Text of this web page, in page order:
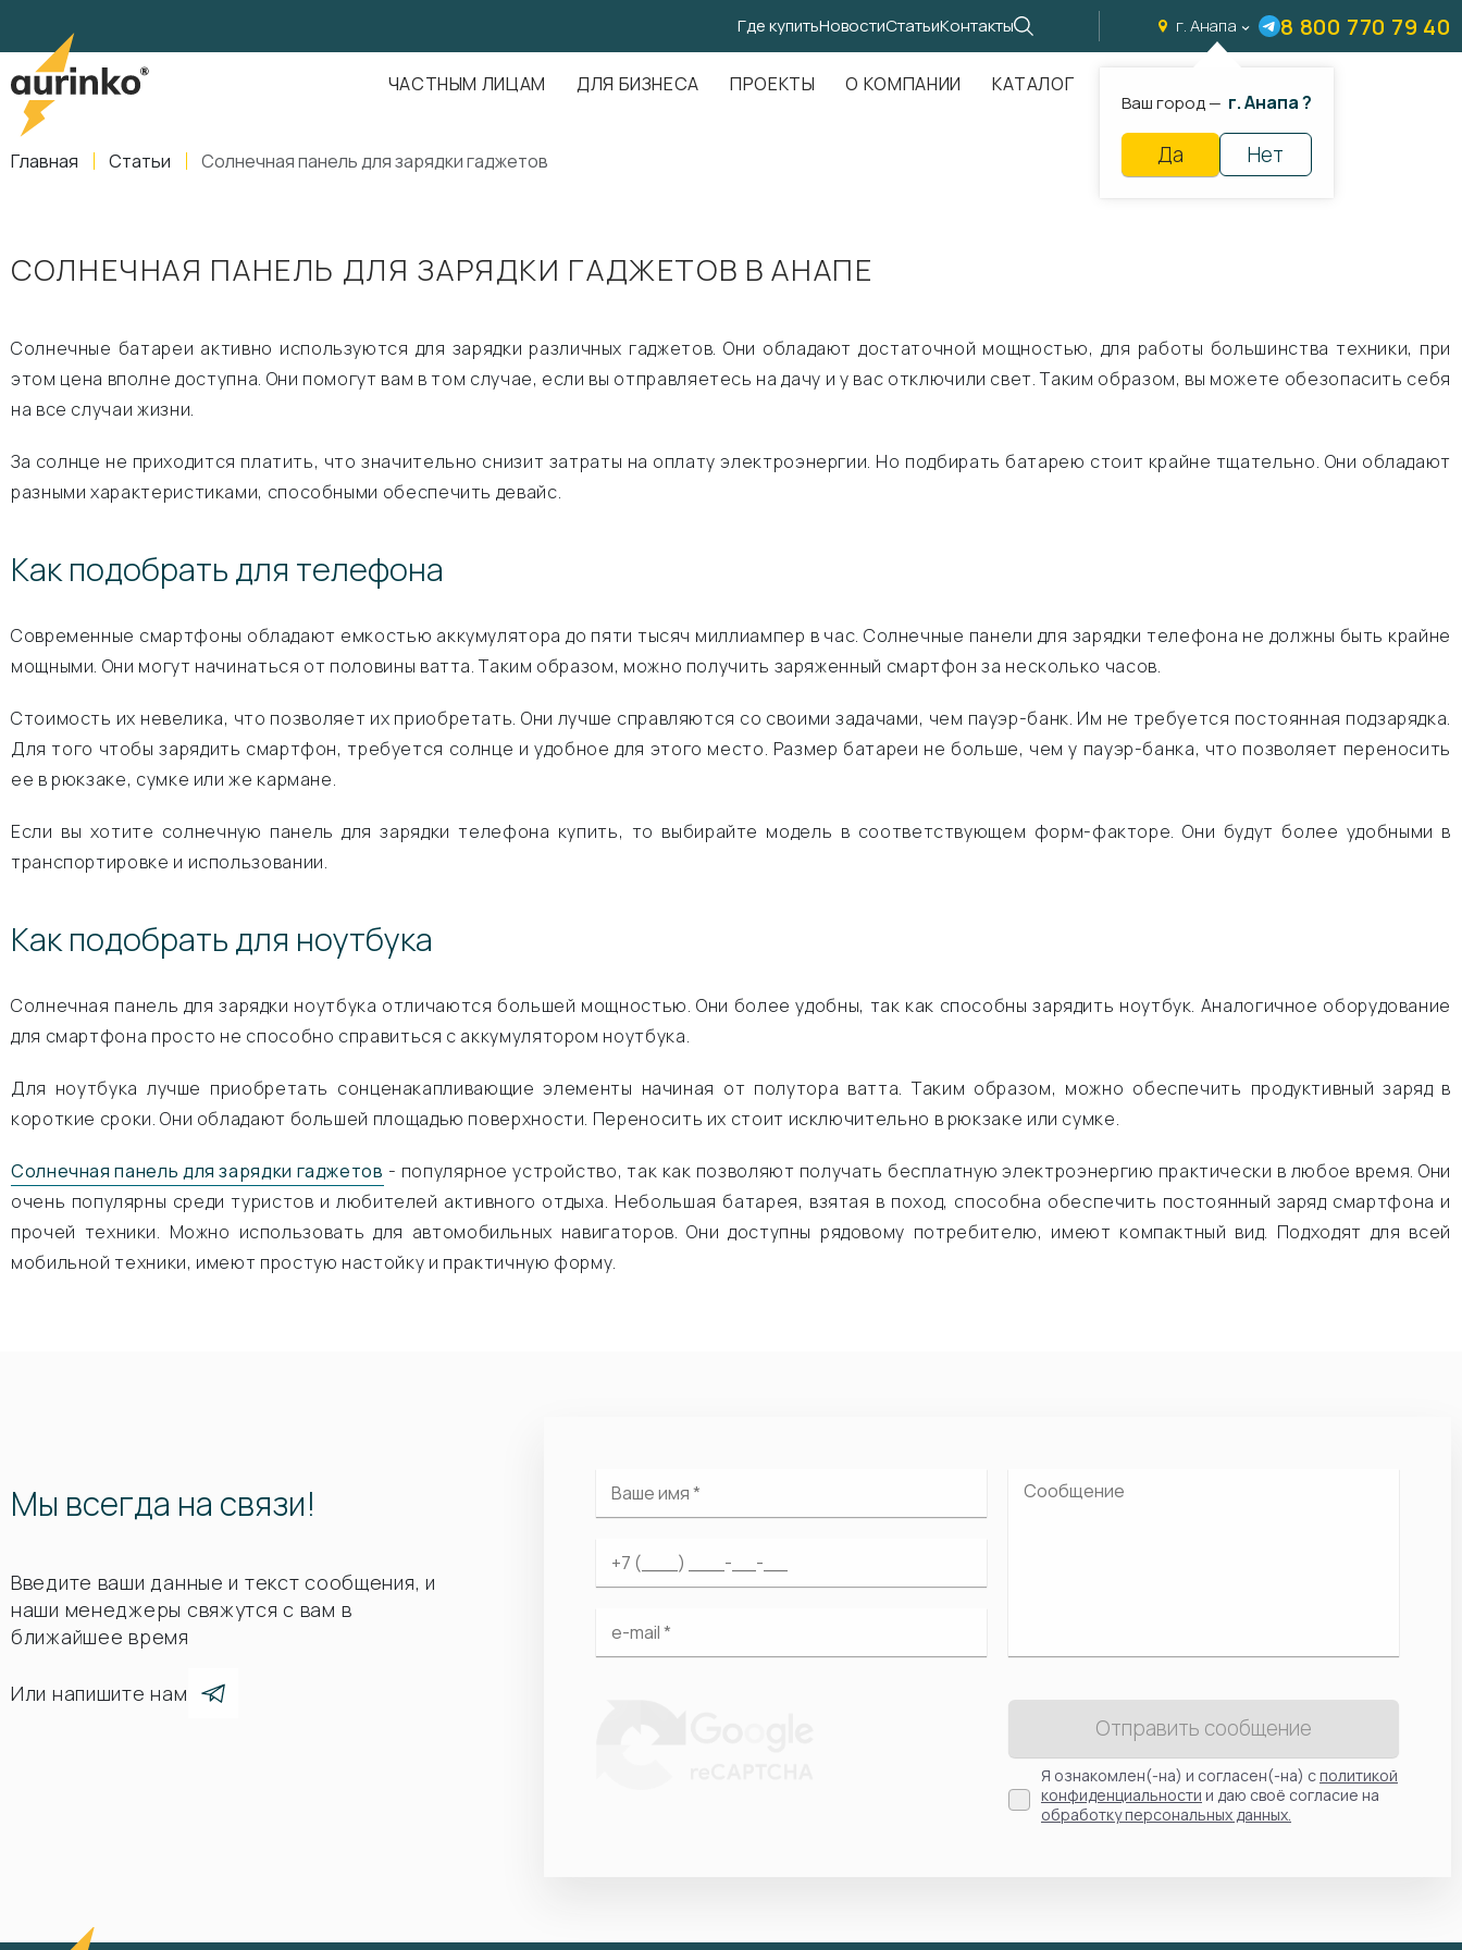
Где купитьНовостиСтатьиКонтакты г. Анапа
Ваш город — г. Анапа ?
Да Нет
8 800 770 79 40
ЧАСТНЫМ ЛИЦАМ ДЛЯ БИЗНЕСА ПРОЕКТЫ О КОМПАНИИ КАТАЛОГ
Главная Статьи Солнечная панель для зарядки гаджетов
СОЛНЕЧНАЯ ПАНЕЛЬ ДЛЯ ЗАРЯДКИ ГАДЖЕТОВ В АНАПЕ
Солнечные батареи активно используются для зарядки различных гаджетов. Они обладают достаточной мощностью, для работы большинства техники, при
этом цена вполне доступна. Они помогут вам в том случае, если вы отправляетесь на дачу и у вас отключили свет. Таким образом, вы можете обезопасить себя
на все случаи жизни.
За солнце не приходится платить, что значительно снизит затраты на оплату электроэнергии. Но подбирать батарею стоит крайне тщательно. Они обладают
разными характеристиками, способными обеспечить девайс.
Как подобрать для телефона
Современные смартфоны обладают емкостью аккумулятора до пяти тысяч миллиампер в час. Солнечные панели для зарядки телефона не должны быть крайне
мощными. Они могут начинаться от половины ватта. Таким образом, можно получить заряженный смартфон за несколько часов.
Стоимость их невелика, что позволяет их приобретать. Они лучше справляются со своими задачами, чем пауэр-банк. Им не требуется постоянная подзарядка.
Для того чтобы зарядить смартфон, требуется солнце и удобное для этого место. Размер батареи не больше, чем у пауэр-банка, что позволяет переносить
ее в рюкзаке, сумке или же кармане.
Если вы хотите солнечную панель для зарядки телефона купить, то выбирайте модель в соответствующем форм-факторе. Они будут более удобными в
транспортировке и использовании.
Как подобрать для ноутбука
Солнечная панель для зарядки ноутбука отличаются большей мощностью. Они более удобны, так как способны зарядить ноутбук. Аналогичное оборудование
для смартфона просто не способно справиться с аккумулятором ноутбука.
Для ноутбука лучше приобретать сонценакапливающие элементы начиная от полутора ватта. Таким образом, можно обеспечить продуктивный заряд в
короткие сроки. Они обладают большей площадью поверхности. Переносить их стоит исключительно в рюкзаке или сумке.
Солнечная панель для зарядки гаджетов - популярное устройство, так как позволяют получать бесплатную электроэнергию практически в любое время. Они
очень популярны среди туристов и любителей активного отдыха. Небольшая батарея, взятая в поход, способна обеспечить постоянный заряд смартфона и
прочей техники. Можно использовать для автомобильных навигаторов. Они доступны рядовому потребителю, имеют компактный вид. Подходят для всей
мобильной техники, имеют простую настойку и практичную форму.
Мы всегда на связи!
Введите ваши данные и текст сообщения, и
наши менеджеры свяжутся с вам в
ближайшее время
Или напишите нам
Отправить сообщение
Я ознакомлен(-на) и согласен(-на) сполитикой
конфиденциальности и даю своё согласие на
обработку персональных данных.
,Свердловская область
info@aurinkos.com
8-800-770-79-40